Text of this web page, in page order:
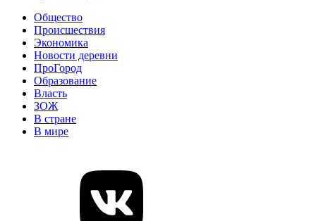
Общество
Происшествия
Экономика
Новости деревни
ПроГород
Образование
Власть
ЗОЖ
В стране
В мире